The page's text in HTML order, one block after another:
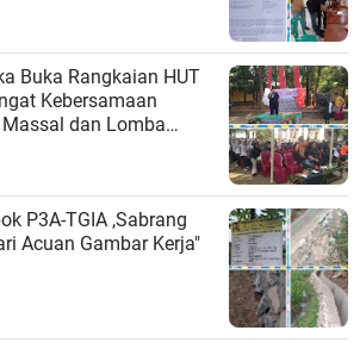
Sementara
Buka Rangkaian HUT
Kebersamaan
dan Lomba
Desa
P3A-TGIA ,Sabrang
Acuan Gambar Kerja"